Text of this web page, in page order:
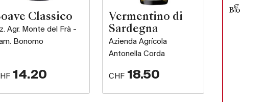
Classico
Agr. Monte del Frà -
Bonomo
14.20
Vermentino di
Sardegna
Azienda Agrícola
Antonella Corda
CHF 18.50